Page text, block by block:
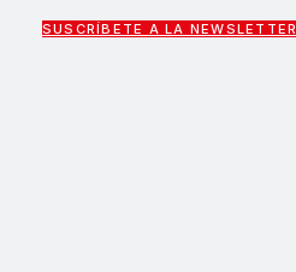
SUSCRÍBETE A LA NEWSLETTER